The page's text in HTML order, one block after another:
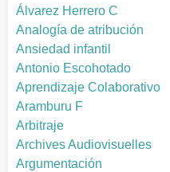
Álvarez Herrero C
Analogía de atribución
Ansiedad infantil
Antonio Escohotado
Aprendizaje Colaborativo
Aramburu F
Arbitraje
Archives Audiovisuelles
Argumentación